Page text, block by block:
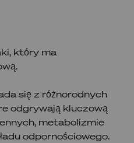
który ma
się z różnorodnych
odgrywają kluczową
metabolizmie
odpornościowego.